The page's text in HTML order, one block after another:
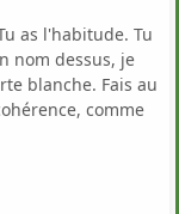
as l'habitude. Tu
nom dessus, je
blanche. Fais au
comme